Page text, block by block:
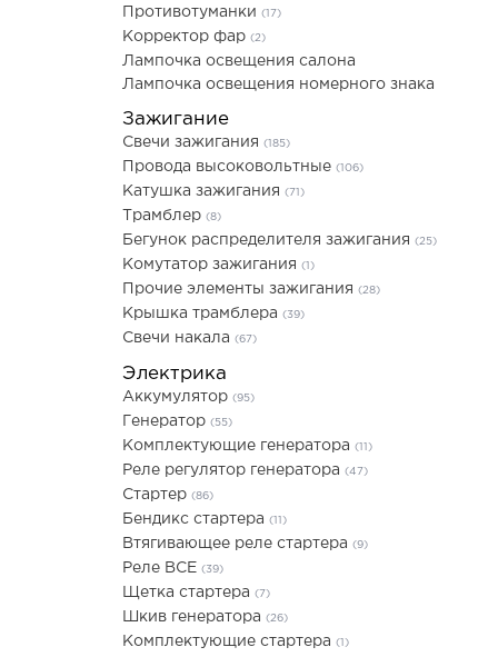
Противотуманки (17)
Корректор фар (2)
Лампочка освещения салона
Лампочка освещения номерного знака
Зажигание
Свечи зажигания (185)
Провода высоковольтные (106)
Катушка зажигания (71)
Трамблер (8)
Бегунок распределителя зажигания (25)
Комутатор зажигания (1)
Прочие элементы зажигания (28)
Крышка трамблера (39)
Свечи накала (67)
Электрика
Аккумулятор (95)
Генератор (55)
Комплектующие генератора (11)
Реле регулятор генератора (47)
Стартер (86)
Бендикс стартера (11)
Втягивающее реле стартера (9)
Реле ВСЕ (39)
Щетка стартера (7)
Шкив генератора (26)
Комплектующие стартера (1)